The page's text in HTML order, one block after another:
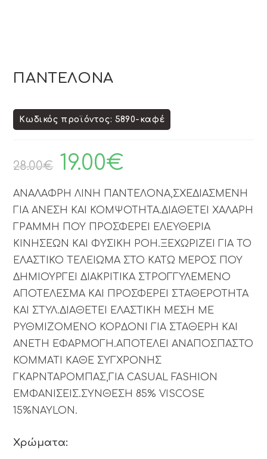
ΠΑΝΤΕΛΟΝΑ
Κωδικός προϊόντος: 5890-καφέ
28.00€ 19.00€
ΑΝΑΛΑΦΡΗ ΛΙΝΗ ΠΑΝΤΕΛΟΝΑ,ΣΧΕΔΙΑΣΜΕΝΗ
ΓΙΑ ΑΝΕΣΗ ΚΑΙ ΚΟΜΨΟΤΗΤΑ.ΔΙΑΘΕΤΕΙ ΧΑΛΑΡΗ
ΓΡΑΜΜΗ ΠΟΥ ΠΡΟΣΦΕΡΕΙ ΕΛΕΥΘΕΡΙΑ
ΚΙΝΗΣΕΩΝ ΚΑΙ ΦΥΣΙΚΗ ΡΟΗ.ΞΕΧΩΡΙΖΕΙ ΓΙΑ ΤΟ
ΕΛΑΣΤΙΚΟ ΤΕΛΕΙΩΜΑ ΣΤΟ ΚΑΤΩ ΜΕΡΟΣ ΠΟΥ
ΔΗΜΙΟΥΡΓΕΙ ΔΙΑΚΡΙΤΙΚΑ ΣΤΡΟΓΓΥΛΕΜΕΝΟ
ΑΠΟΤΕΛΕΣΜΑ ΚΑΙ ΠΡΟΣΦΕΡΕΙ ΣΤΑΘΕΡΟΤΗΤΑ
ΚΑΙ ΣΤΥΛ.ΔΙΑΘΕΤΕΙ ΕΛΑΣΤΙΚΗ ΜΕΣΗ ΜΕ
ΡΥΘΜΙΖΟΜΕΝΟ ΚΟΡΔΟΝΙ ΓΙΑ ΣΤΑΘΕΡΗ ΚΑΙ
ΑΝΕΤΗ ΕΦΑΡΜΟΓΗ.ΑΠΟΤΕΛΕΙ ΑΝΑΠΟΣΠΑΣΤΟ
ΚΟΜΜΑΤΙ ΚΑΘΕ ΣΥΓΧΡΟΝΗΣ
ΓΚΑΡΝΤΑΡΟΜΠΑΣ,ΓΙΑ CASUAL FASHION
ΕΜΦΑΝΙΣΕΙΣ.ΣΥΝΘΕΣΗ 85% VISCOSE
15%NAYLON.
Χρώματα: